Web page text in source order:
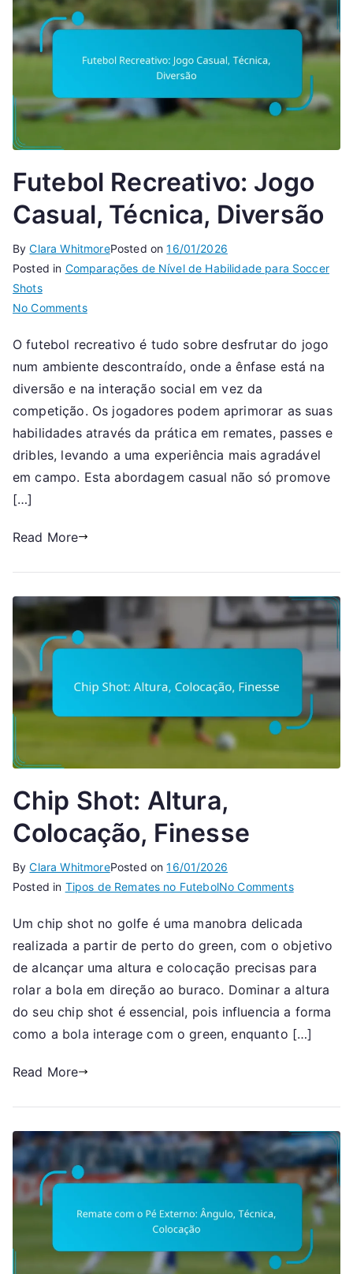
Futebol Recreativo: Jogo
Casual, Técnica, Diversão
ByClara WhitmorePosted on16/01/2026
Posted in Comparações de Nível de Habilidade para Soccer
Shots
No Commentson
Recreativo:
Jogo
Casual,
Técnica,
Diversão
O futebol recreativo é tudo sobre desfrutar do jogo
num ambiente descontraído, onde a ênfase está na
diversão e na interação social em vez da
competição. Os jogadores podem aprimorar as suas
habilidades através da prática em remates, passes e
dribles, levando a uma experiência mais agradável
em campo. Esta abordagem casual não só promove
[…]
Read More
Chip Shot: Altura,
Colocação, Finesse
ByClara WhitmorePosted on16/01/2026
Posted in Tipos de Remates no FutebolNo Commentson
Shot:
Altura,
Colocação,
Finesse
Um chip shot no golfe é uma manobra delicada
realizada a partir de perto do green, com o objetivo
de alcançar uma altura e colocação precisas para
rolar a bola em direção ao buraco. Dominar a altura
do seu chip shot é essencial, pois influencia a forma
como a bola interage com o green, enquanto […]
Read More